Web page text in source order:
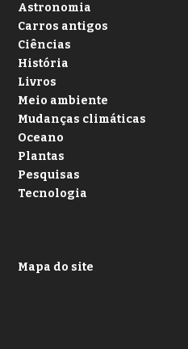
Astronomia
Carros antigos
Ciências
História
Livros
Meio ambiente
Mudanças climáticas
Oceano
Plantas
Pesquisas
Tecnologia
Mapa do site